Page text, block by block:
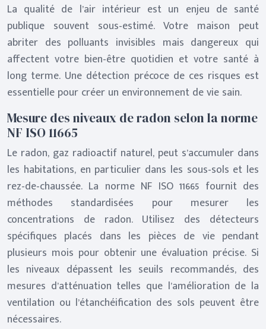
La qualité de l’air intérieur est un enjeu de santé
publique souvent sous-estimé. Votre maison peut
abriter des polluants invisibles mais dangereux qui
affectent votre bien-être quotidien et votre santé à
long terme. Une détection précoce de ces risques est
essentielle pour créer un environnement de vie sain.
Mesure des niveaux de radon selon la norme
NF ISO 11665
Le radon, gaz radioactif naturel, peut s’accumuler dans
les habitations, en particulier dans les sous-sols et les
rez-de-chaussée. La norme NF ISO 11665 fournit des
méthodes standardisées pour mesurer les
concentrations de radon. Utilisez des détecteurs
spécifiques placés dans les pièces de vie pendant
plusieurs mois pour obtenir une évaluation précise. Si
les niveaux dépassent les seuils recommandés, des
mesures d’atténuation telles que l’amélioration de la
ventilation ou l’étanchéification des sols peuvent être
nécessaires.